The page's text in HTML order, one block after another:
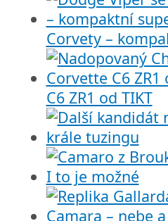
Corvety –
C6 ZR1 od TIKT